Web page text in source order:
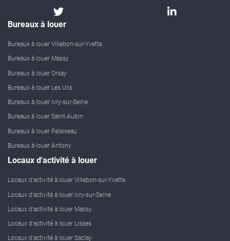
Bureaux à louer
Bureaux à louer Villebon-sur-Yvette
Bureaux à louer Massy
Bureaux à louer Orsay
Bureaux à louer Les Ulis
Bureaux à louer Ivry-sur-Seine
Bureaux à louer Saint-Aubin
Bureaux à louer Palaiseau
Bureaux à louer Antony
Locaux d'activité à louer
Locaux d'activité à louer Villebon-sur-Yvette
Locaux d'activité à louer Ivry-sur-Seine
Locaux d'activité à louer Massy
Locaux d'activité à louer Lisses
Locaux d'activité à louer Saclay